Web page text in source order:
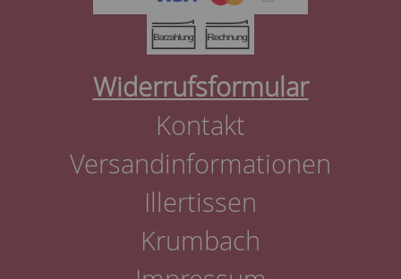
Widerrufsformular
Kontakt
Versandinformationen
Illertissen
Krumbach